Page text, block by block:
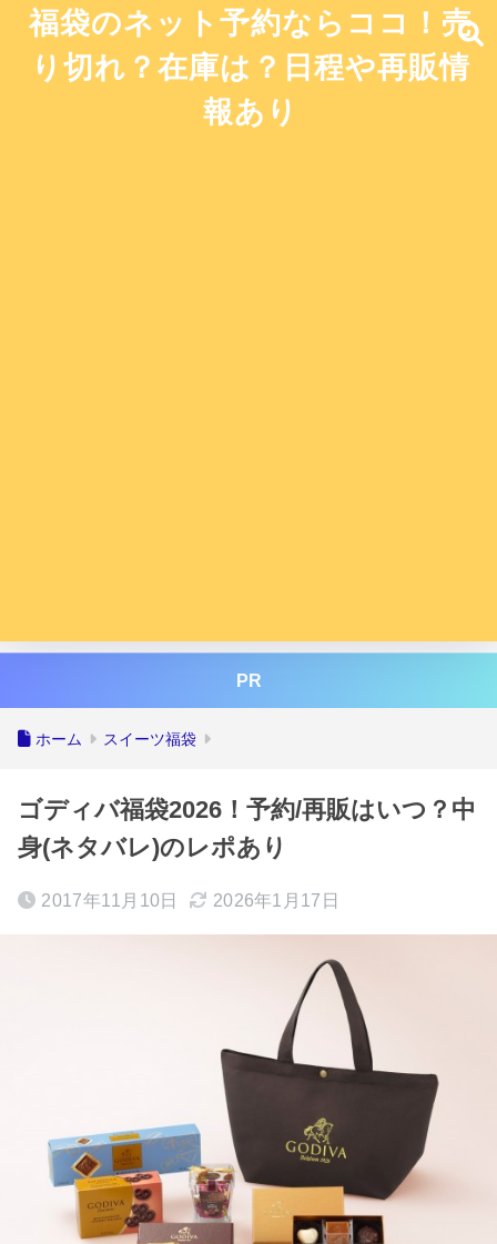
福袋のネット予約ならココ！売
り切れ？在庫は？日程や再販情
報あり
PR
ホーム スイーツ福袋
ゴディバ福袋2026！予約/再販はいつ？中
身(ネタバレ)のレポあり
2017年11月10日 2026年1月17日